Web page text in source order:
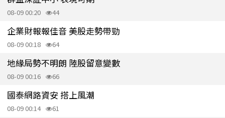
08-09 00:20 44
企業財報報佳音 美股走勢帶勁
08-09 00:18 64
地緣局勢不明朗 陸股留意變數
08-09 00:16 66
國泰網路資安 搭上風潮
08-09 00:14 61